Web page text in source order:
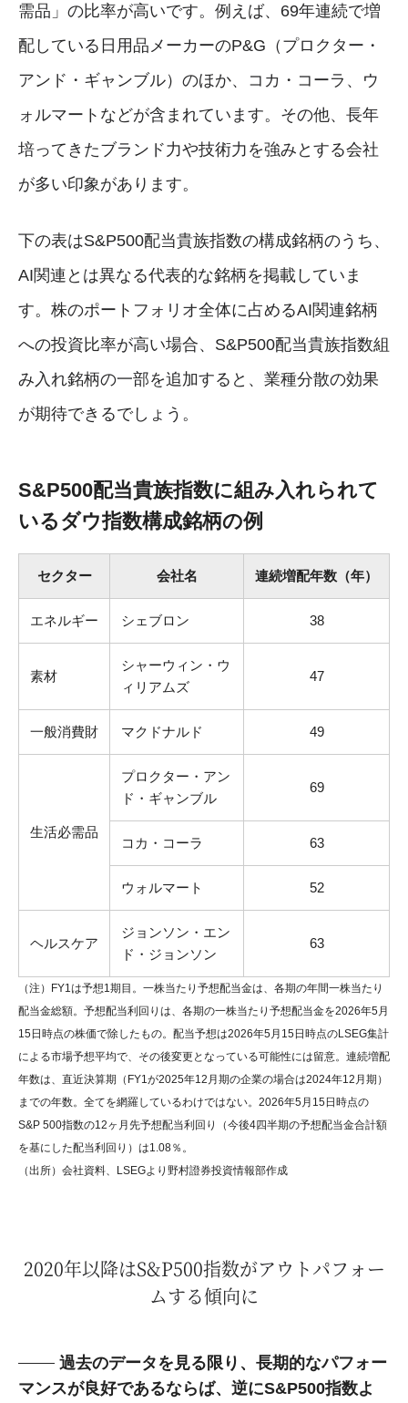
需品」の比率が高いです。例えば、69年連続で増
配している日用品メーカーのP&G（プロクター・
アンド・ギャンブル）のほか、コカ・コーラ、ウ
ォルマートなどが含まれています。その他、長年
培ってきたブランド力や技術力を強みとする会社
が多い印象があります。
下の表はS&P500配当貴族指数の構成銘柄のうち、
AI関連とは異なる代表的な銘柄を掲載していま
す。株のポートフォリオ全体に占めるAI関連銘柄
への投資比率が高い場合、S&P500配当貴族指数組
み入れ銘柄の一部を追加すると、業種分散の効果
が期待できるでしょう。
S&P500配当貴族指数に組み入れられて
いるダウ指数構成銘柄の例
セクター 会社名 連続増配年数（年）
エネルギー シェブロン 38
素材
シャーウィン・ウ
ィリアムズ
47
一般消費財 マクドナルド 49
生活必需品
プロクター・アン
ド・ギャンブル
69
コカ・コーラ 63
ウォルマート 52
ヘルスケア
ジョンソン・エン
ド・ジョンソン
63
（注）FY1は予想1期目。一株当たり予想配当金は、各期の年間一株当たり
配当金総額。予想配当利回りは、各期の一株当たり予想配当金を2026年5月
15日時点の株価で除したもの。配当予想は2026年5月15日時点のLSEG集計
による市場予想平均で、その後変更となっている可能性には留意。連続増配
年数は、直近決算期（FY1が2025年12月期の企業の場合は2024年12月期）
までの年数。全てを網羅しているわけではない。2026年5月15日時点の
S&P 500指数の12ヶ月先予想配当利回り（今後4四半期の予想配当金合計額
を基にした配当利回り）は1.08％。
（出所）会社資料、LSEGより野村證券投資情報部作成
2020年以降はS&P500指数がアウトパフォー
ムする傾向に
過去のデータを見る限り、長期的なパフォー
マンスが良好であるならば、逆にS&P500指数よ